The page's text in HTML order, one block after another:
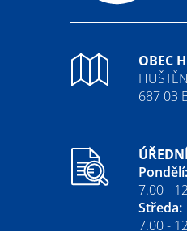
OBEC
687 03
Pondělí:
7.00 -
Středa:
7.00 -